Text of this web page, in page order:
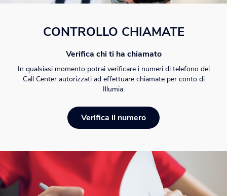
CONTROLLO CHIAMATE
Verifica chi ti ha chiamato
In qualsiasi momento potrai verificare i numeri di telefono dei
Call Center autorizzati ad effettuare chiamate per conto di
Illumia.
Verifica il numero